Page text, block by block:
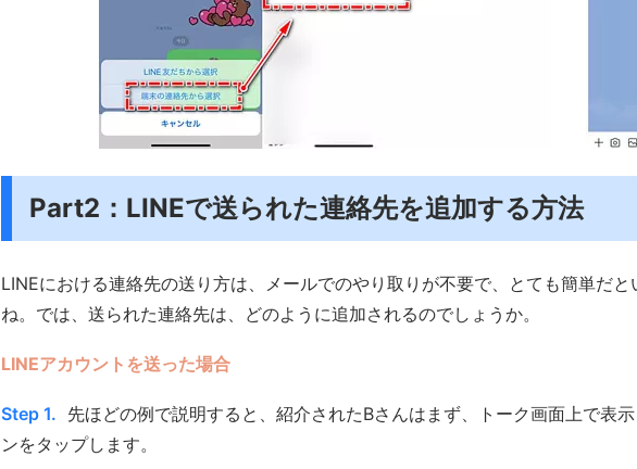
Part2：LINEで送られた連絡先を追加する方法
LINEにおける連絡先の送り方は、メールでのやり取りが不要で、とても簡単だ
ね。では、送られた連絡先は、どのように追加されるのでしょうか。
LINEアカウントを送った場合
Step 1. 先ほどの例で説明すると、紹介されたBさんはまず、トーク画面上で表
ンをタップします。